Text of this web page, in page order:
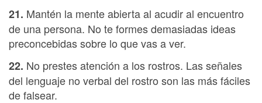
21. Mantén la mente abierta al acudir al encuentro
de una persona. No te formes demasiadas ideas
preconcebidas sobre lo que vas a ver.
22. No prestes atención a los rostros. Las señales
del lenguaje no verbal del rostro son las más fáciles
de falsear.